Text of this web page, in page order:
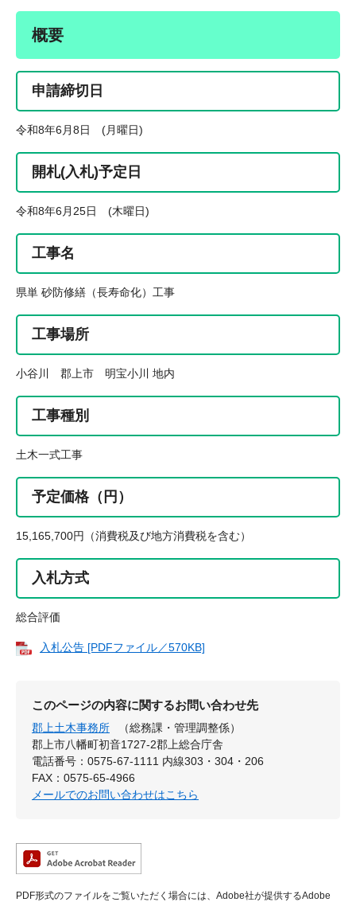
概要
申請締切日
令和8年6月8日 (月曜日)
開札(入札)予定日
令和8年6月25日 (木曜日)
工事名
県単 砂防修繕（長寿命化）工事
工事場所
小谷川 郡上市 明宝小川 地内
工事種別
土木一式工事
予定価格（円）
15,165,700円（消費税及び地方消費税を含む）
入札方式
総合評価
入札公告 [PDFファイル／570KB]
このページの内容に関するお問い合わせ先
郡上土木事務所
（総務課・管理調整係）
郡上市八幡町初音1727-2郡上総合庁舎
電話番号：0575-67-1111 内線303・304・206
FAX：0575-65-4966
メールでのお問い合わせはこちら
PDF形式のファイルをご覧いただく場合には、Adobe社が提供するAdobe